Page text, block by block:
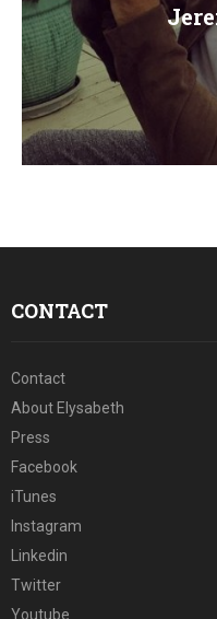
Y
M
E
CONTACT
Contact
About Elysabeth
Press
Facebook
iTunes
Instagram
Linkedin
Twitter
Youtube